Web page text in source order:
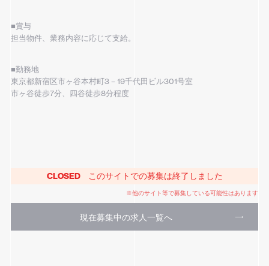
■賞与
担当物件、業務内容に応じて支給。
■勤務地
東京都新宿区市ヶ谷本村町3－19千代田ビル301号室
市ヶ谷徒歩7分、四谷徒歩8分程度
CLOSED このサイトでの募集は終了しました
※他のサイト等で募集している可能性はあります
現在募集中の求人一覧へ